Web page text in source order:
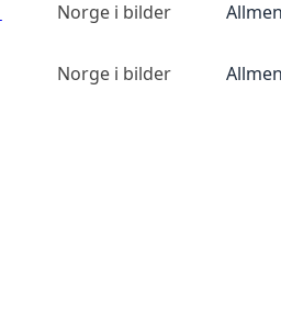
Norge i bilder
Norge i bilder